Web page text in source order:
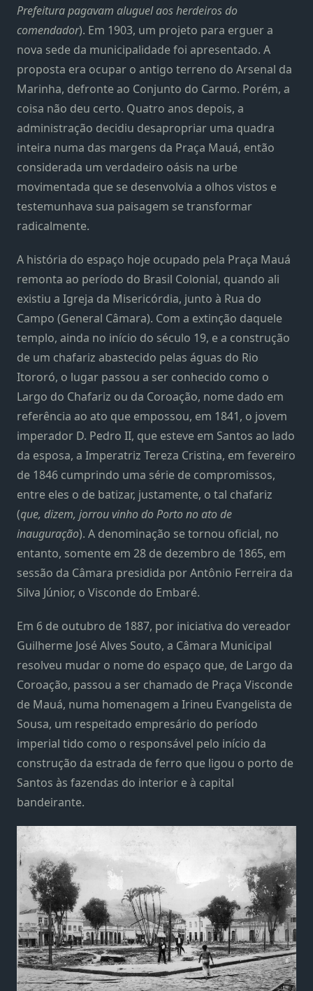
Prefeitura pagavam aluguel aos herdeiros do
comendador). Em 1903, um projeto para erguer a
nova sede da municipalidade foi apresentado. A
proposta era ocupar o antigo terreno do Arsenal da
Marinha, defronte ao Conjunto do Carmo. Porém, a
coisa não deu certo. Quatro anos depois, a
administração decidiu desapropriar uma quadra
inteira numa das margens da Praça Mauá, então
considerada um verdadeiro oásis na urbe
movimentada que se desenvolvia a olhos vistos e
testemunhava sua paisagem se transformar
radicalmente.
A história do espaço hoje ocupado pela Praça Mauá
remonta ao período do Brasil Colonial, quando ali
existiu a Igreja da Misericórdia, junto à Rua do
Campo (General Câmara). Com a extinção daquele
templo, ainda no início do século 19, e a construção
de um chafariz abastecido pelas águas do Rio
Itororó, o lugar passou a ser conhecido como o
Largo do Chafariz ou da Coroação, nome dado em
referência ao ato que empossou, em 1841, o jovem
imperador D. Pedro II, que esteve em Santos ao lado
da esposa, a Imperatriz Tereza Cristina, em fevereiro
de 1846 cumprindo uma série de compromissos,
entre eles o de batizar, justamente, o tal chafariz
(que, dizem, jorrou vinho do Porto no ato de
inauguração). A denominação se tornou oficial, no
entanto, somente em 28 de dezembro de 1865, em
sessão da Câmara presidida por Antônio Ferreira da
Silva Júnior, o Visconde do Embaré.
Em 6 de outubro de 1887, por iniciativa do vereador
Guilherme José Alves Souto, a Câmara Municipal
resolveu mudar o nome do espaço que, de Largo da
Coroação, passou a ser chamado de Praça Visconde
de Mauá, numa homenagem a Irineu Evangelista de
Sousa, um respeitado empresário do período
imperial tido como o responsável pelo início da
construção da estrada de ferro que ligou o porto de
Santos às fazendas do interior e à capital
bandeirante.